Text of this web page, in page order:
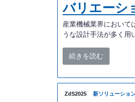
バリエーシ
産業機械業界において
うな設計手法が多く用
続きを読む
ZdS2025 新ソリューショ